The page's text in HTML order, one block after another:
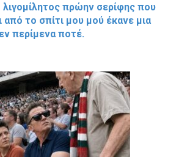
πρώην σερίφης που
από το σπίτι μου μού έκανε μια
περίμενα ποτέ.